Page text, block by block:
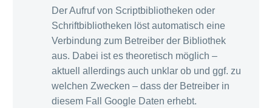
Der Aufruf von Scriptbibliotheken oder
Schriftbibliotheken löst automatisch eine
Verbindung zum Betreiber der Bibliothek
aus. Dabei ist es theoretisch möglich –
aktuell allerdings auch unklar ob und ggf. zu
welchen Zwecken – dass der Betreiber in
diesem Fall Google Daten erhebt.